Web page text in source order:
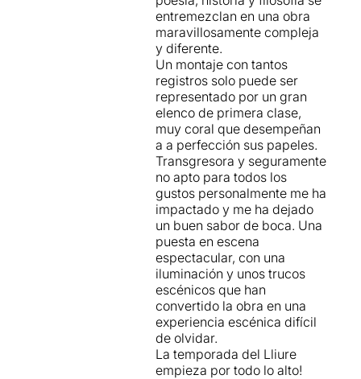
entremezclan en una obra
maravillosamente compleja
y diferente.
Un montaje con tantos
registros solo puede ser
representado por un gran
elenco de primera clase,
muy coral que desempeñan
a a perfección sus papeles.
Transgresora y seguramente
no apto para todos los
gustos personalmente me ha
impactado y me ha dejado
un buen sabor de boca. Una
puesta en escena
espectacular, con una
iluminación y unos trucos
escénicos que han
convertido la obra en una
experiencia escénica difícil
de olvidar.
La temporada del Lliure
empieza por todo lo alto!